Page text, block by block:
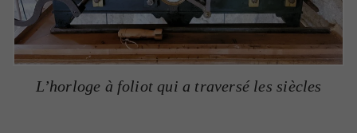
L’horloge à foliot qui a traversé les siècles